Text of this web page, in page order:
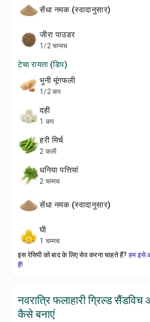
सेंधा नमक (स्वादानुसार)
जीरा पाउडर
1/2 चम्मच
टेचा रायता (डिप)
भुनी मूंगफली
1/2 कप
दही
1 कप
हरी मिर्च
2 कली
धनिया पत्तियां
2 चम्मच
सेंधा नमक (स्वादानुसार)
घी
1 चम्मच
इस रेसिपी को बाद के लिए सेव करना चाहते हैं? हम इसे
हैं!
नवरात्रि फलाहारी ग्रिल्ड सैंडविच
कैसे बनाएं